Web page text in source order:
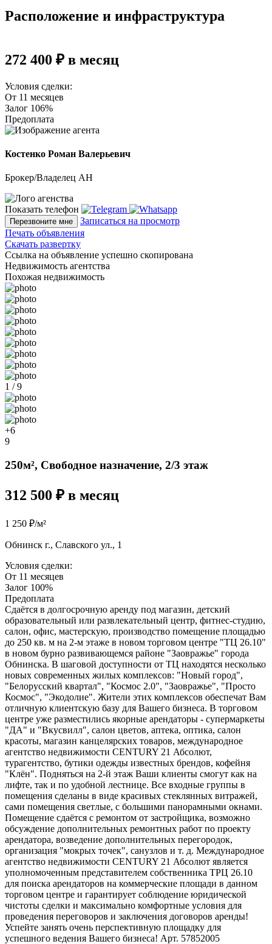
Расположение и инфраструктура
272 400 ₽ в месяц
Условия сделки:
От 11 месяцев
Залог 106%
Предоплата
Костенко Роман Валерьевич
Брокер/Владелец АН
Показать телефон
Перезвоните мне
Записаться на просмотр
Печать объявления
Скачать развертку
Ссылка на объявление успешно скопирована
Недвижимость агентства
Похожая недвижимость
1 / 9
+6
9
250м², Свободное назначение, 2/3 этаж
312 500 ₽ в месяц
1 250 ₽/м²
Обнинск г., Славского ул., 1
Условия сделки:
От 11 месяцев
Залог 100%
Предоплата
Сдаётся в долгосрочную аренду под магазин, детский
образовательный или развлекательный центр, фитнес-студию,
салон, офис, мастерскую, производство помещение площадью
до 250 кв. м на 2-м этаже в новом торговом центре "ТЦ 26.10"
в новом бурно развивающемся районе "Заовражье" города
Обнинска. В шаговой доступности от ТЦ находятся несколько
новых современных жилых комплексов: "Новый город",
"Белорусский квартал", "Космос 2.0", "Заовражье", "Просто
Космос", "Экодолие". Жители этих комплексов обеспечат Вам
отличную клиентскую базу для Вашего бизнеса. В торговом
центре уже разместились якорные арендаторы - супермаркеты
"ДА" и "Вкусвилл", салон цветов, аптека, оптика, салон
красоты, магазин канцелярских товаров, международное
агентство недвижимости CENTURY 21 Абсолют,
турагентство, бутики одежды известных брендов, кофейня
"Клён". Подняться на 2-й этаж Ваши клиенты смогут как на
лифте, так и по удобной лестнице. Все входные группы в
помещения сделаны в виде красивых стеклянных витражей,
сами помещения светлые, с большими панорамными окнами.
Помещение сдаётся с ремонтом от застройщика, возможно
обсуждение дополнительных ремонтных работ по проекту
арендатора, возведение дополнительных перегородок,
организация "мокрых точек", санузлов и т. д. Международное
агентство недвижимости CENTURY 21 Абсолют является
уполномоченным представителем собственника ТРЦ 26.10
для поиска арендаторов на коммерческие площади в данном
торговом центре и гарантирует соблюдение юридической
чистоты сделки и максимально комфортные условия для
проведения переговоров и заключения договоров аренды!
Успейте занять очень перспективную площадку для
успешного ведения Вашего бизнеса! Арт. 57852005